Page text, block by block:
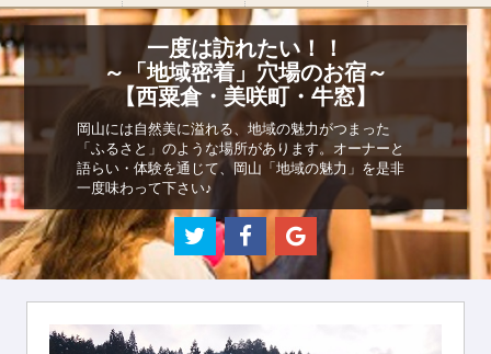
一度は訪れたい！！
～「地域密着」穴場のお宿～
【西粟倉・美咲町・牛窓】
岡山には自然美に溢れる、地域の魅力がつまった
「ふるさと」のような場所があります。オーナーと
語らい・体験を通じて、岡山「地域の魅力」を是非
一度味わって下さい♪